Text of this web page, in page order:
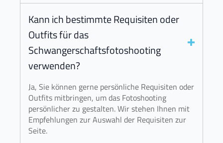
Kann ich bestimmte Requisiten oder
Outfits für das
Schwangerschaftsfotoshooting
verwenden?
Ja, Sie können gerne persönliche Requisiten oder
Outfits mitbringen, um das Fotoshooting
persönlicher zu gestalten. Wir stehen Ihnen mit
Empfehlungen zur Auswahl der Requisiten zur
Seite.